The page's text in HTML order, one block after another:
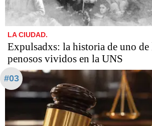
LA CIUDAD.
Expulsadxs: la historia de uno de
penosos vividos en la UNS
#03